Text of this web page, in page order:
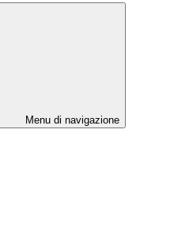
Menu di navigazione